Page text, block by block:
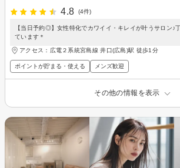
4.8
(4件)
【当日予約◎】女性特化でカワイイ・キレイが叶うサロン♪
ています＊
アクセス：広電２系統宮島線 井口(広島)駅 徒歩1分
ポイントが貯まる・使える メンズ歓迎
その他の情報を表示